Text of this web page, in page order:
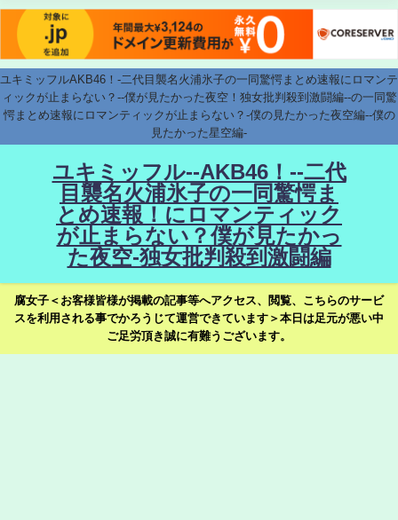
ユキミッフルAKB46！-二代目襲名火浦氷子の一同驚愕まとめ速報にロマンテ
ィックが止まらない？--僕が見たかった夜空！独女批判殺到激闘編--の一同驚
愕まとめ速報にロマンティックが止まらない？-僕の見たかった夜空編--僕の
見たかった星空編-
ユキミッフル--AKB46！--二代
目襲名火浦氷子の一同驚愕ま
とめ速報！にロマンティック
が止まらない？僕が見たかっ
た夜空-独女批判殺到激闘編
腐女子＜お客様皆様が掲載の記事等へアクセス、閲覧、こちらのサービ
スを利用される事でかろうじて運営できています＞本日は足元が悪い中
ご足労頂き誠に有難うございます。